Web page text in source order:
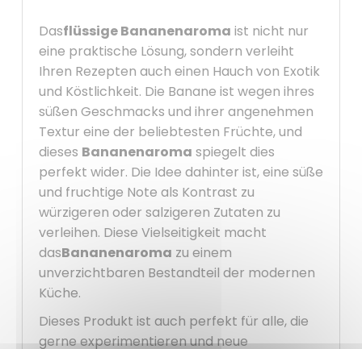
Dasflüssige Bananenaroma ist nicht nur
eine praktische Lösung, sondern verleiht
Ihren Rezepten auch einen Hauch von Exotik
und Köstlichkeit. Die Banane ist wegen ihres
süßen Geschmacks und ihrer angenehmen
Textur eine der beliebtesten Früchte, und
dieses Bananenaroma spiegelt dies
perfekt wider. Die Idee dahinter ist, eine süße
und fruchtige Note als Kontrast zu
würzigeren oder salzigeren Zutaten zu
verleihen. Diese Vielseitigkeit macht
dasBananenaroma zu einem
unverzichtbaren Bestandteil der modernen
Küche.
Dieses Produkt ist auch perfekt für alle, die
gerne experimentieren und neue